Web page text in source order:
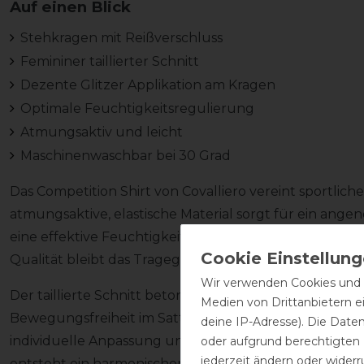
Auf einen Blick
Stehkragen mit Reißverschluss
Femininer taillierter Schnitt
Dezente Glitzer Applikation am Kragen
Optimale Feuchtigkeitsregulierung
Atmungsaktiv und leicht
Maschinenwaschbar bei 30 Grad
Das Competition Shirt von Covalliero vereint
atmungsaktive, elastische Material sorgt für ein
eine effektive Feuchtigkeitsregulierung auch bei
Qualität bleibt das Tragegefühl komfortabel und
Der taillierte Schnitt betont die feminine Silhouette
Bewegungsfreiheit im Sattel. Der elegante
individuelle Anpassung und wird durch eine dezente
Wir verwenden Cookies
Medien von Drittanbietern
deine IP-Adresse). Die
oder aufgrund berechtigten
jederzeit ändern oder